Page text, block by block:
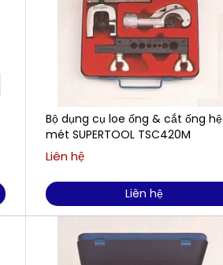
Bộ dụng cụ loe ống & cắt ống hệ
mét SUPERTOOL TSC420M
Liên hệ
Liên hệ